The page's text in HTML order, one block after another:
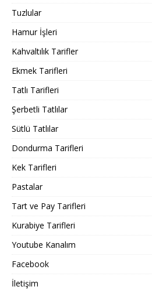
Tuzlular
Hamur İşleri
Kahvaltılık Tarifler
Ekmek Tarifleri
Tatlı Tarifleri
Şerbetli Tatlılar
Sütlü Tatlılar
Dondurma Tarifleri
Kek Tarifleri
Pastalar
Tart ve Pay Tarifleri
Kurabiye Tarifleri
Youtube Kanalım
Facebook
İletişim